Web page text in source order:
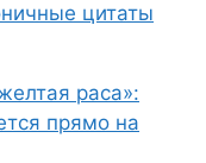
цитаты
раса»:
прямо на